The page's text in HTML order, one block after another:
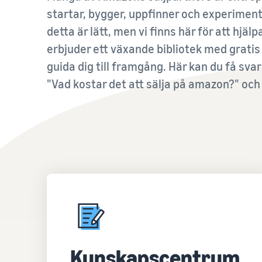
Se våra vanliga frågor
Lansera nya produkter och få hänvisningsavgifterna
sänkta till 5 % på kvalificerade ASIN som är nya i Prime.
Se våra vanliga frågor
till verktyg för varumärkesuppbyggnad och
skyddsfördelar
Förstå kostnaderna för valfria Amazon-tjänster
Se våra vanliga frågor
Se våra vanliga frågor
startar, bygger, uppfinner och
detta är lätt, men vi finns här för att
erbjuder ett växande bibliotek med
guida dig till framgång. Här kan du få
"Vad kostar det att sälja på amazon?" och